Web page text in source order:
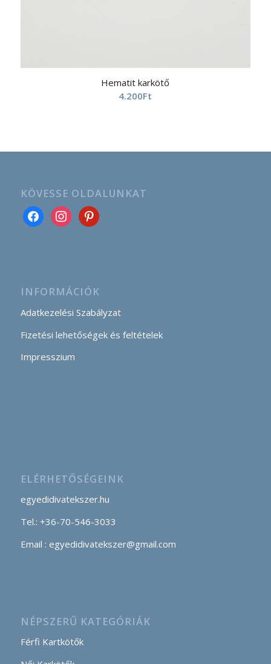
Hematit karkötő
4.200Ft
KÖVESSE OLDALUNKAT
INFORMÁCIÓK
Adatkezelési Szabályzat
Fizetési lehetőségek és feltételek
Impresszium
ELÉRHETŐSÉGEINK
egyedidivatekszer.hu
Tel.: +36-70-546-3033
Email : egyedidivatekszer@gmail.com
NÉPSZERŰ KATEGÓRIÁK
Férfi Kartkötők